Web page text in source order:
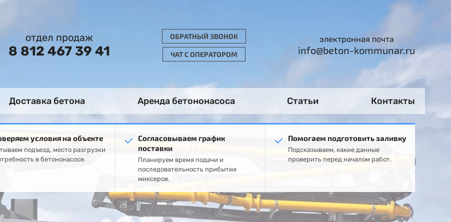
отдел продаж
8 812 467 39 41
ОБРАТНЫЙ ЗВОНОК
ЧАТ С ОПЕРАТОРОМ
электронная почта
info@beton-kommunar.ru
Доставка бетона Аренда бетононасоса Статьи Контакты
условия на объекте
подъезд, место разгрузки
в бетононасосе.
Согласовываем график
поставки
Планируем время подачи и
последовательность прибытия
миксеров.
Помогаем подготовить заливку
Подсказываем, какие данные
проверить перед началом работ.